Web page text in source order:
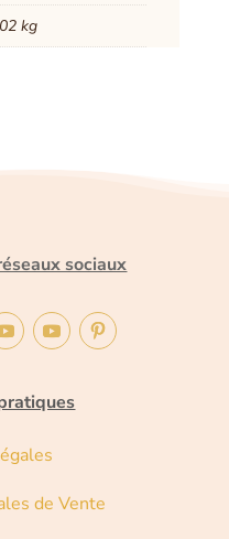
kg
sociaux
de Vente